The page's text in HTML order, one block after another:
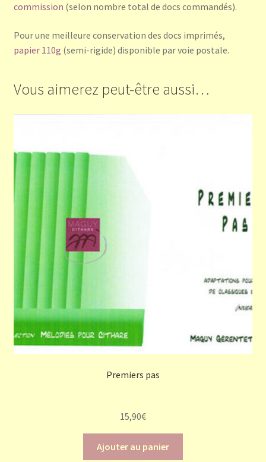
commission (selon nombre total de docs commandés).
Pour une meilleure conservation des docs imprimés,
papier 110g (semi-rigide) disponible par voie postale.
Vous aimerez peut-être aussi…
Premiers pas
15,90€
Ajouter au panier